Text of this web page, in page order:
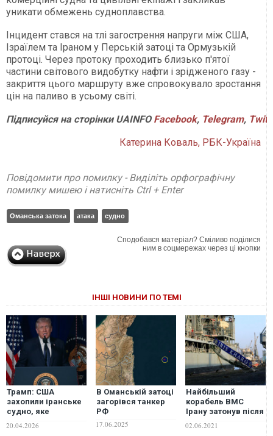
уникати обмежень судноплавства.
Інцидент стався на тлі загострення напруги між США,
Ізраїлем та Іраном у Перській затоці та Ормузькій
протоці. Через протоку проходить близько п'ятої
частини світового видобутку нафти і зрідженого газу -
закриття цього маршруту вже спровокувало зростання
цін на паливо в усьому світі.
ПідписуйсянасторінкиUAINFO Facebook, Telegram,
Катерина Коваль, РБК-Україна
Повідомити про помилку - Виділіть орфографічну
помилку мишею і натисніть Ctrl + Enter
Оманська затока атака судно
Сподобався матеріал? Сміливо поділися
ним в соцмережах через ці кнопки
ІНШІ НОВИНИ ПО ТЕМІ
Трамп: США
захопили іранське
судно, яке
прорвати блокаду в
20.04.2026
В Оманській затоці
загорівся танкер
РФ
17.06.2025
Найбільший
корабель ВМС
Ірану затонув після
пожежі. ФОТО,
02.06.2021